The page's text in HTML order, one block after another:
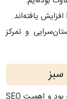
افزایش یافته‌اند.
و تمرکز